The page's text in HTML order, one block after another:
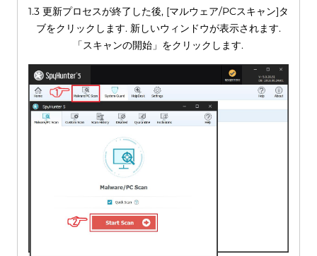
1.3 更新プロセスが終了した後, [マルウェア/PCスキャン]タ
ブをクリックします. 新しいウィンドウが表示されます.
「スキャンの開始」をクリックします.